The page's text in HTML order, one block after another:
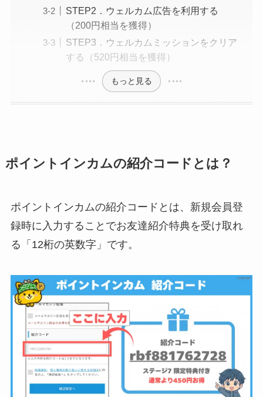
STEP2．ウェルカム広告を利用する
（200円相当を獲得）
STEP3．ウェルカムミッションをクリア
する（520円相当を獲得）
もっと見る
ポイントインカムの紹介コードとは？
ポイントインカムの紹介コードとは、新規会員登
録時に入力することでお友達紹介特典を受け取れ
る「12桁の英数字」です。